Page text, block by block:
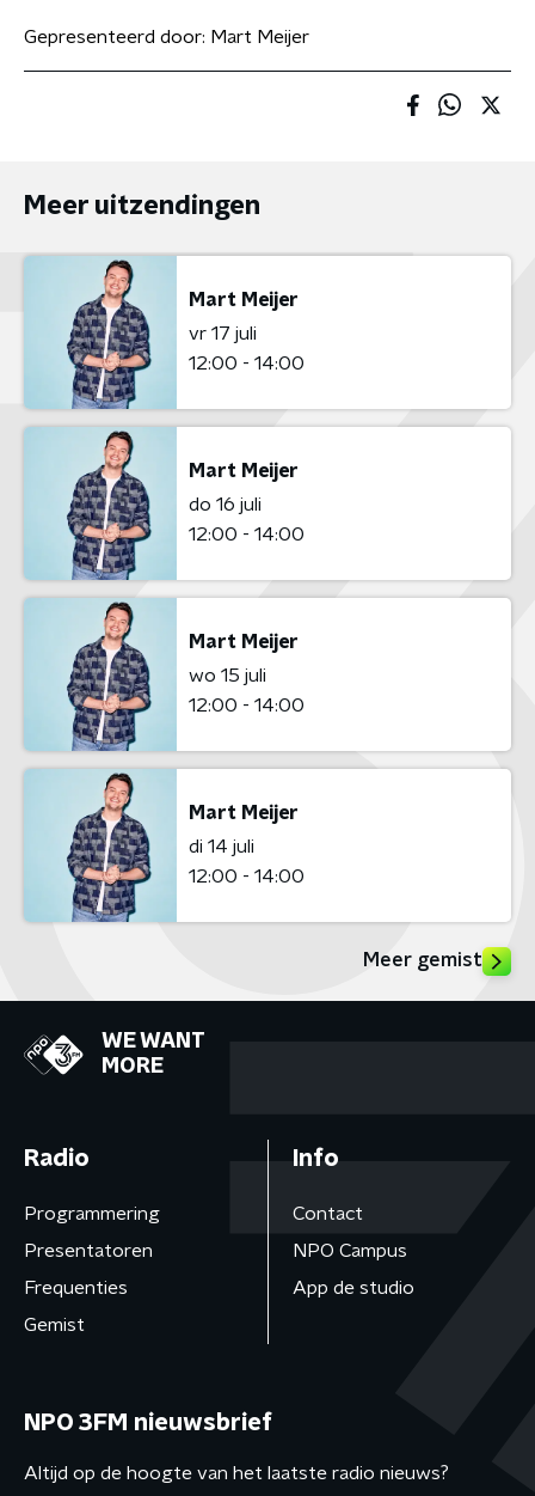
Gepresenteerd door: Mart Meijer
Meer uitzendingen
Mart Meijer
vr 17 juli
12:00 - 14:00
Mart Meijer
do 16 juli
12:00 - 14:00
Mart Meijer
wo 15 juli
12:00 - 14:00
Mart Meijer
di 14 juli
12:00 - 14:00
Meer gemist
WE WANT
MORE
Radio
Programmering
Presentatoren
Frequenties
Gemist
Info
Contact
NPO Campus
App de studio
NPO 3FM nieuwsbrief
Altijd op de hoogte van het laatste radio nieuws?